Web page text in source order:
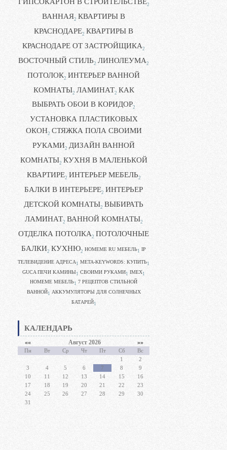
2
ВАННАЯ2 КВАРТИРЫ В
КРАСНОДАРЕ2 КВАРТИРЫ В
КРАСНОДАРЕ ОТ ЗАСТРОЙЩИКА2
ВОСТОЧНЫЙ СТИЛЬ2 ЛИНОЛЕУМА2
ПОТОЛОК2 ИНТЕРЬЕР ВАННОЙ
КОМНАТЫ2 ЛАМИНАТ2 КАК
ВЫБРАТЬ ОБОИ В КОРИДОР2
УСТАНОВКА ПЛАСТИКОВЫХ
ОКОН2 СТЯЖКА ПОЛА СВОИМИ
РУКАМИ2 ДИЗАЙН ВАННОЙ
КОМНАТЫ2 КУХНЯ В МАЛЕНЬКОЙ
КВАРТИРЕ2 ИНТЕРЬЕР МЕБЕЛЬ2
БАЛКИ В ИНТЕРЬЕРЕ2 ИНТЕРЬЕР
ДЕТСКОЙ КОМНАТЫ2 ВЫБИРАТЬ
ЛАМИНАТ2 ВАННОЙ КОМНАТЫ2
ОТДЕЛКА ПОТОЛКА2 ПОТОЛОЧНЫЕ
БАЛКИ2 КУХНЮ2 HOMEME RU МЕБЕЛЬ1 IP
ТЕЛЕВИДЕНИЕ АДРЕСА 1 META-KEYWORDS: КУПИТЬ1
GUCA ПЕЧИ КАМИНЫ1 CВОИМИ РУКАМИ1 IMEX1
HOMEME МЕБЕЛЬ1 7 РЕЦЕПТОВ СТИЛЬНОЙ
ВАННОЙ1 АККУМУЛЯТОРЫ ДЛЯ СОЛНЕЧНЫХ
БАТАРЕЙ1
КАЛЕНДАРЬ
«« Август 2026 »»
Пн Вт Ср Чт Пт Сб
Вс
1
2
3
4 5 6 7 8
9
10
11 12 13 14 15
16
17
18 19 20 21 22
23
24
25 26 27 28 29
30
31